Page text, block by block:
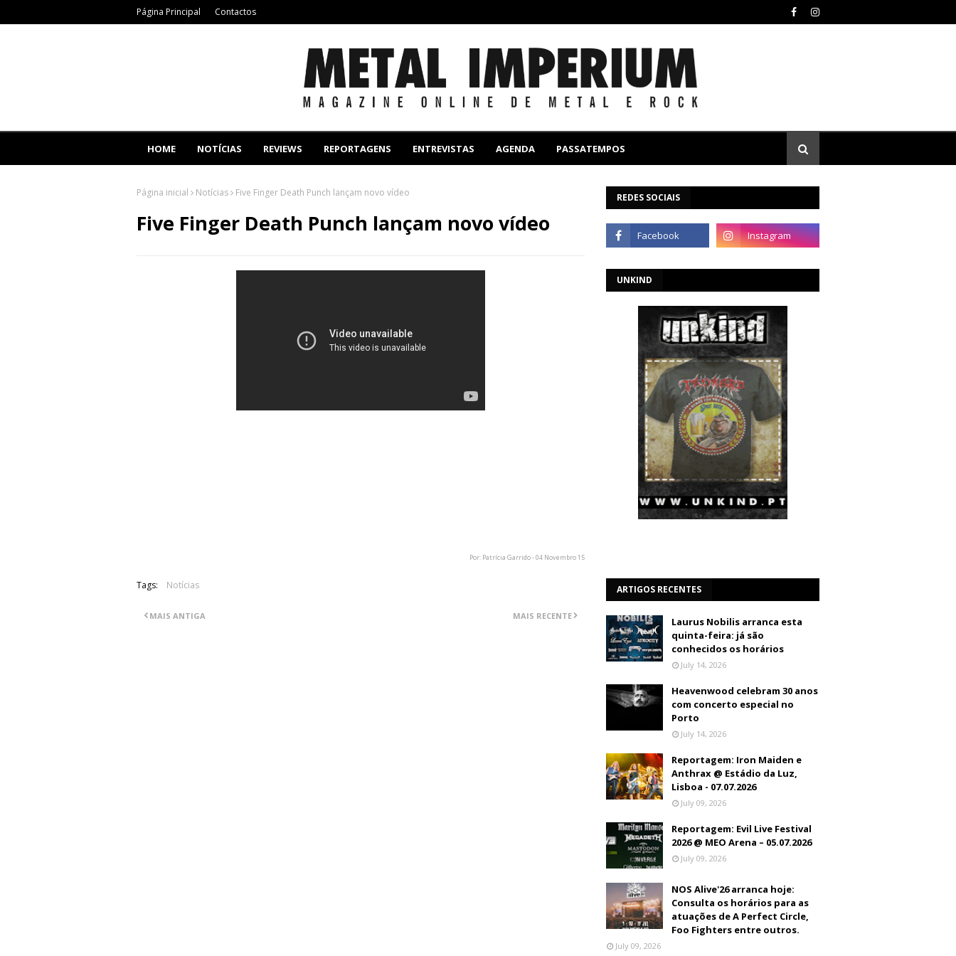
Página Principal Contactos
HOME NOTÍCIAS REVIEWS REPORTAGENS ENTREVISTAS AGENDA PASSATEMPOS
Página inicial Notícias Five Finger Death Punch lançam novo vídeo
Five Finger Death Punch lançam novo vídeo
Por: Patrícia Garrido - 04 Novembro 15
Tags: Notícias
MAIS RECENTE
MAIS ANTIGA
REDES SOCIAIS
UNKIND
ARTIGOS RECENTES
Laurus Nobilis arranca esta
quinta-feira: já são
conhecidos os horários
July 14, 2026
Heavenwood celebram 30 anos
com concerto especial no
Porto
July 14, 2026
Reportagem: Iron Maiden e
Anthrax @ Estádio da Luz,
Lisboa - 07.07.2026
July 09, 2026
Reportagem: Evil Live Festival
2026 @ MEO Arena – 05.07.2026
July 09, 2026
NOS Alive'26 arranca hoje:
Consulta os horários para as
atuações de A Perfect Circle,
Foo Fighters entre outros.
July 09, 2026